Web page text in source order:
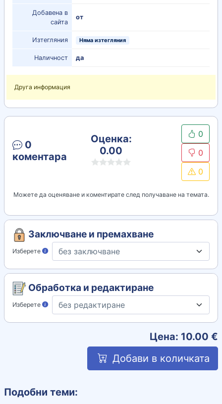
Добавена в
сайта
от
Изтегляния Няма изтегляния
Наличност да
Друга информация
0
коментара
Оценка:
0.00
0
0
0
Можете да оценяване и коментирате след получаване на темата.
Заключване и премахване
Изберете
Обработка и редактиране
Изберете
Цена: 10.00 €
Добави в количката
Подобни теми: